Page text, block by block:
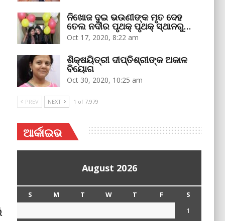
ନିଖୋଜ ଦୁଇ ଭଉଣୀଙ୍କ ମୃତ ଦେହ
ତେଲ ନଦୀର ପୃଥକ୍‌ ପୃଥକ୍‌ ସ୍ଥାନରୁ…
Oct 17, 2020, 8:22 am
ଶିକ୍ଷୟିତ୍ରୀ ଦୀପ୍ତିଶ୍ରୀଙ୍କ ଅକାଳ
ବିୟୋଗ
Oct 30, 2020, 10:25 am
PREV NEXT 1 of 7,979
ଆର୍କାଇଭ
August 2026
S M T W T F
S
1